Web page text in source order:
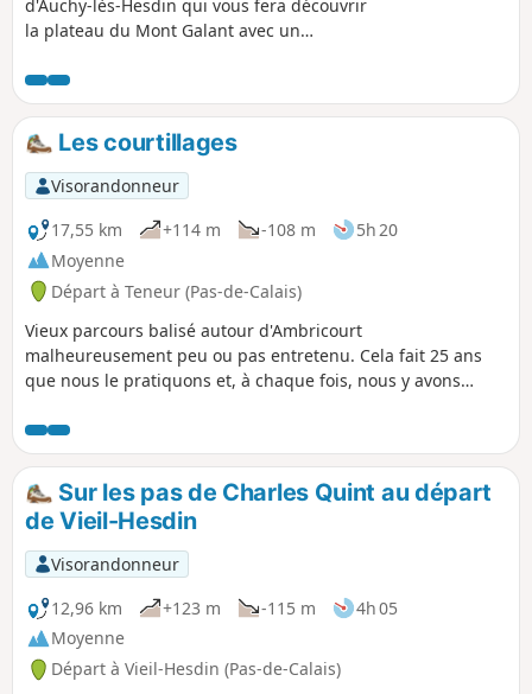
d'Auchy-lès-Hesdin qui vous fera découvrir
la plateau du Mont Galant avec un
bordure de la Forêt Domaniale d'Hesdin avec
une vue sur la Ferme du bois de Saint-Jean
une ancienne Commanderie de l'Ordre des
Hospitaliers. La seule difficulté est une côte
pour sortir du village d'Auchy.
Les courtillages
Visorandonneur
17,55 km
+114 m -108 m
5h 20
Moyenne
Départ à Teneur (Pas-de-Calais)
Vieux parcours balisé autour d'Ambricourt
malheureusement peu ou pas entretenu. Cela fait 25 ans
que nous le pratiquons et, à chaque fois, nous y avons
enfouis sous les orties ou difficilement praticables).Le
départ de Teneur permet de passer (deux fois) devant le
superbe coteau calcaire de Teneur. Chevreuils souvent
visibles dans ou autour du Bois de Crépy Chemin en très
mauvais état entre les points (2) et (6). Si possible, éviter la
période mi-juin, mi-août, le passage après le point (3) sera
plus facile si le champ n'est pas trop avancé en culture ou
déjà récolté.
Sur les pas de Charles Quint au départ
de Vieil-Hesdin
Visorandonneur
12,96 km
+123 m -115 m
4h 05
Moyenne
Départ à Vieil-Hesdin (Pas-de-Calais)